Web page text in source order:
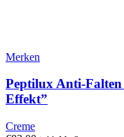
Merken
Peptilux Anti-Falten
Effekt”
Creme